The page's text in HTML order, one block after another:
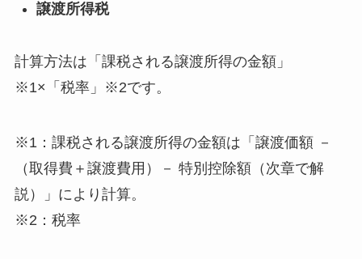
譲渡所得税
計算方法は「課税される譲渡所得の金額」
※1×「税率」※2です。
※1：課税される譲渡所得の金額は「譲渡価額 －
（取得費＋譲渡費用）－ 特別控除額（次章で解
説）」により計算。
※2：税率